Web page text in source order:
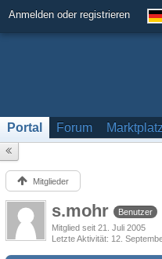
Anmelden oder registrieren
Portal Forum Marktplatz
Mitglieder
s.mohr
Benutzer
Mitglied seit 21. Juli 2005
Letzte Aktivität 12.